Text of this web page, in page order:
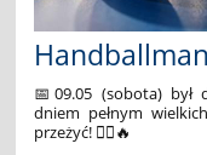
📅09.05 (sobota) był
dniem pełnym
przeżyć! 🤾‍♂️🔥